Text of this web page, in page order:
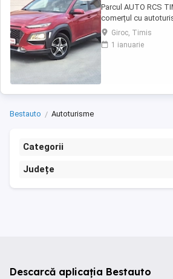
Parcul AUTO RCS
comerțul cu
IMPORT, - LIVRARE
CLIENTULUI
lei la cursul de
Giroc, Timis
1 ianuarie
Bestauto Autoturisme
Categorii
Județe
Descarcă aplicația Bestauto